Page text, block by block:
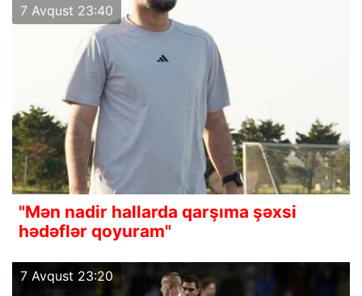
7 Avqust 23:40
"Mən nadir hallarda qarşıma şəxsi
hədəflər qoyuram"
7 Avqust 23:20